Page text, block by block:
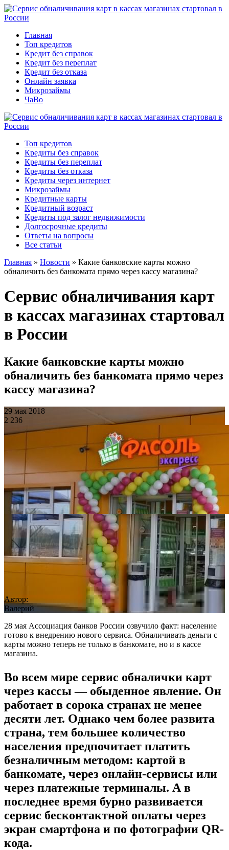
Главная
Топ кредитов
Кредит без справок
Кредит без переплат
Кредит без отказа
Онлайн заявка
Микрозаймы
ЧаВо
Топ кредитов
Кредиты без справок
Кредиты без переплат
Кредиты без отказа
Кредиты через интернет
Микрозаймы
Кредитные карты
Кредитный возраст
Кредиты под залог недвижимости
Долгосрочные кредиты
Ответы на вопросы
Все статьи
Главная » Новости » Какие банковские карты можно
обналичить без банкомата прямо через кассу магазина?
Сервис обналичивания карт
в кассах магазинах стартовал
в России
Какие банковские карты можно
обналичить без банкомата прямо через
кассу магазина?
29 мая 2018
2 236
Автор:
Валерий
28 мая Ассоциация банков России озвучило факт: население
готово к внедрению нового сервиса. Обналичивать деньги с
карты можно теперь не только в банкомате, но и в кассе
магазина.
Во всем мире сервис обналички карт
через кассы — обыденное явление. Он
работает в сорока странах не менее
десяти лет. Однако чем более развита
страна, тем большее количество
населения предпочитает платить
безналичным методом: картой в
банкомате, через онлайн-сервисы или
через платежные терминалы. А в
последнее время бурно развивается
сервис бесконтактной оплаты через
экран смартфона и по фотографии QR-
кода.